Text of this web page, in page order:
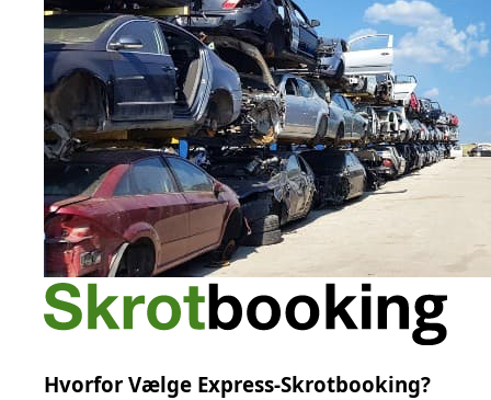
Hvorfor Vælge Express-Skrotbooking?